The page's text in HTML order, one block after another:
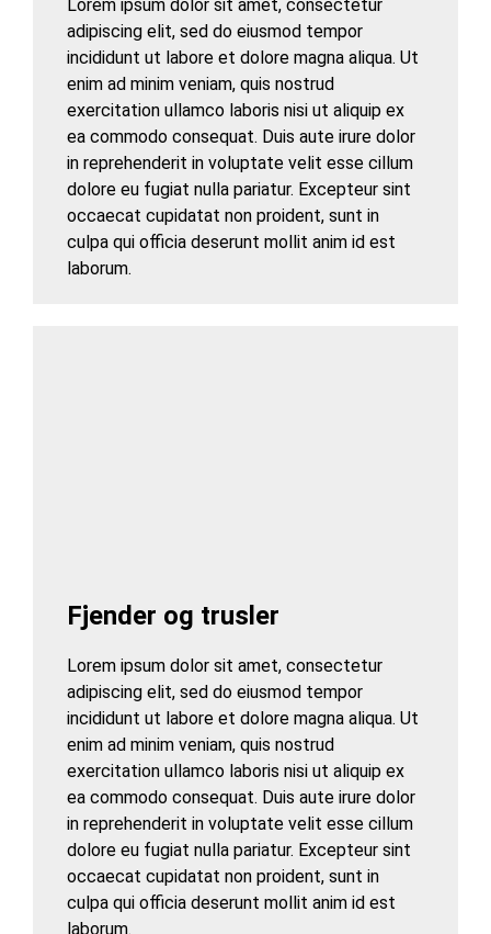
Lorem ipsum dolor sit amet, consectetur
adipiscing elit, sed do eiusmod tempor
incididunt ut labore et dolore magna aliqua. Ut
enim ad minim veniam, quis nostrud
exercitation ullamco laboris nisi ut aliquip ex
ea commodo consequat. Duis aute irure dolor
in reprehenderit in voluptate velit esse cillum
dolore eu fugiat nulla pariatur. Excepteur sint
occaecat cupidatat non proident, sunt in
culpa qui officia deserunt mollit anim id est
laborum.
Fjender og trusler
Lorem ipsum dolor sit amet, consectetur
adipiscing elit, sed do eiusmod tempor
incididunt ut labore et dolore magna aliqua. Ut
enim ad minim veniam, quis nostrud
exercitation ullamco laboris nisi ut aliquip ex
ea commodo consequat. Duis aute irure dolor
in reprehenderit in voluptate velit esse cillum
dolore eu fugiat nulla pariatur. Excepteur sint
occaecat cupidatat non proident, sunt in
culpa qui officia deserunt mollit anim id est
laborum.